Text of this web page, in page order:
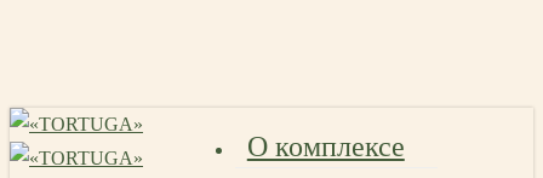
content
О комплексе